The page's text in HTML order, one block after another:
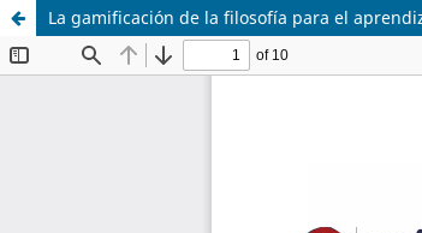
La gamificación de la filosofía para el